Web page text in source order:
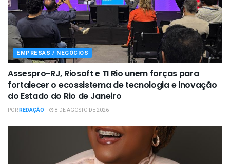
EMPRESAS / NEGÓCIOS
Assespro-RJ, Riosoft e TI Rio unem forças para
fortalecer o ecossistema de tecnologia e inovação
do Estado do Rio de Janeiro
PORREDAÇÃO 8 DE AGOSTO DE 2026